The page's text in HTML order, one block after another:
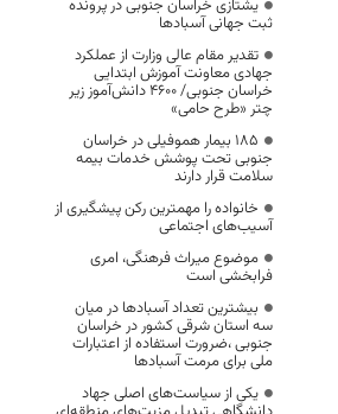
یشتازی خراسان جنوبی در پرونده
ثبت جهانی آسبادها
تقدیر مقام عالی وزارت از عملکرد
جهادی معاونت آموزش ابتدایی
خراسان جنوبی/ ۴۶۰۰ دانش‌آموز زیر
چتر «طرح حامی»
۱۸۵ بیمار هموفیلی در خراسان
جنوبی تحت پوشش خدمات بیمه
سلامت قرار دارند
خانواده را مهمترین رکن پیشگیری از
آسیب‌های اجتماعی
موضوع میراث فرهنگی، امری
فرابخشی است
بیشترین تعداد آسبادها در میان
سه استان شرقی کشور در خراسان
جنوبی ،ضرورت استفاده از اعتبارات
ملی برای مرمت آسبادها
یکی از سیاست‌های اصلی جهاد